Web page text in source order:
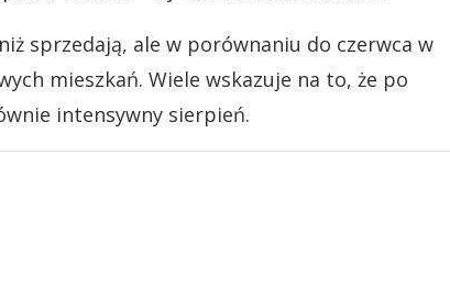
sprzedają, ale w porównaniu do czerwca w
mieszkań. Wiele wskazuje na to, że po
intensywny sierpień.